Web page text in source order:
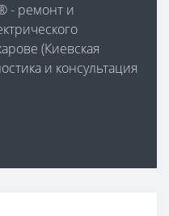
- ремонт и
(Киевская
и консультация